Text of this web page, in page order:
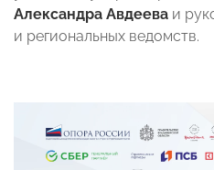
Александра Авдеева и
и региональных ведомств.